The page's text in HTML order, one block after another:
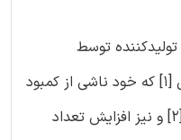
توسط
وضعیت های پویای در حال چالش [1] که خود ناشی از کمبود
تولید و چرخه های عمر تکنولوژی [2] و نیز افزایش تعداد